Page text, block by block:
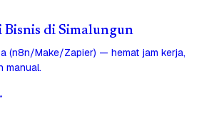
Bisnis di Simalungun
(n8n/Make/Zapier) — hemat jam kerja,
manual.